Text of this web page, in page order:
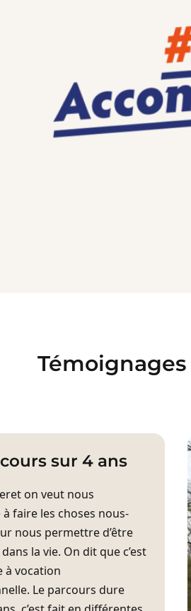
sur 4 ans
on veut nous
faire les choses nous-
nous permettre d’être
la vie. On dit que c’est
à vocation
Le parcours dure